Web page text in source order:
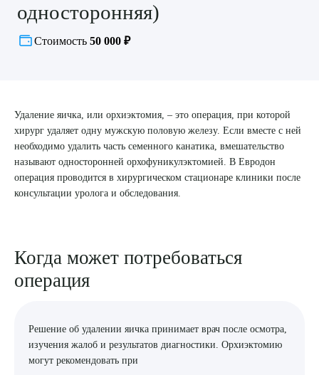
Руководство клиники
Услуги и цены
Направления
Пациенту
ДМС
Филиалы
ЗАПИСЬ ОНЛАЙН
односторонняя)
Стоимость 50 000 ₽
Удаление яичка, или орхиэктомия, – это операция, при которой
хирург удаляет одну мужскую половую железу. Если вместе с ней
необходимо удалить часть семенного канатика, вмешательство
называют односторонней орхофуникулэктомией. В Евродон
операция проводится в хирургическом стационаре клиники после
консультации уролога и обследования.
Когда может потребоваться
операция
Решение об удалении яичка принимает врач после осмотра,
изучения жалоб и результатов диагностики. Орхиэктомию
могут рекомендовать при